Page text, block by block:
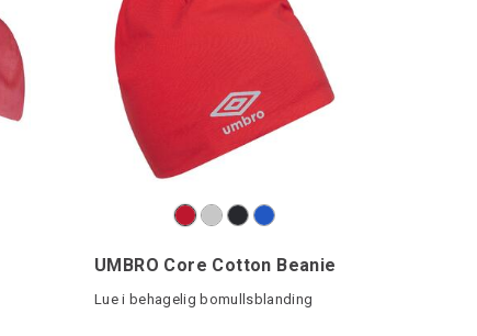
UMBRO Core Cotton Beanie
Lue i behagelig bomullsblanding